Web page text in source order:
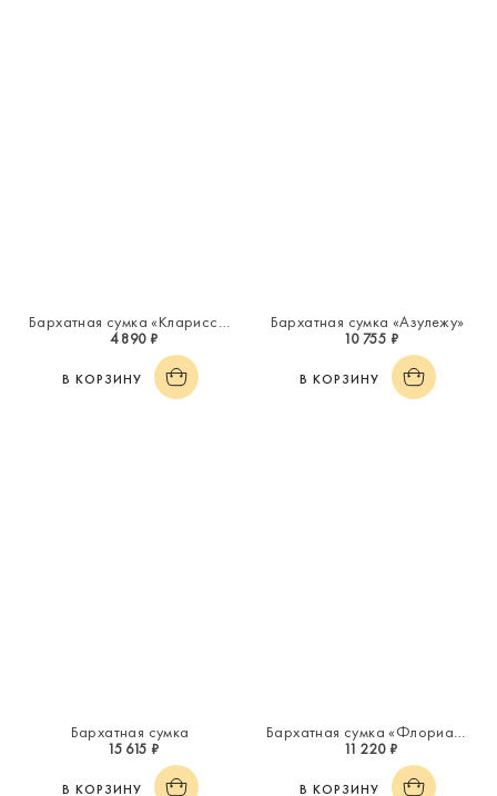
Бархатная сумка «Кларисса»
4 890 ₽
В КОРЗИНУ
Бархатная сумка «Азулежу»
10 755 ₽
В КОРЗИНУ
Бархатная сумка
15 615 ₽
В КОРЗИНУ
Бархатная сумка «Флориана»
11 220 ₽
В КОРЗИНУ